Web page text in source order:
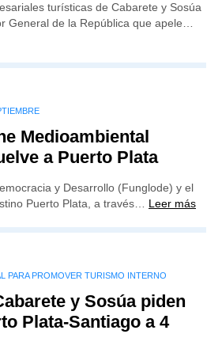
turísticas de Cabarete y Sosúa
General de la República que apele…
Medioambiental
a Puerto Plata
y Desarrollo (Funglode) y el
Puerto Plata, a través… Leer más
PARA PROMOVER TURISMO INTERNO
y Sosúa piden
Plata-Santiago a 4